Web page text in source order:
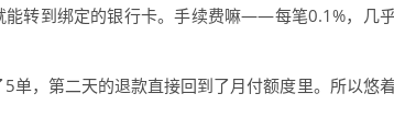
能转到绑定的银行卡。手续费嘛——每笔0.1%，几
单，第二天的退款直接回到了月付额度里。所以悠着